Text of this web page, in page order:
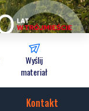
Wyślij
materiał
Kontakt